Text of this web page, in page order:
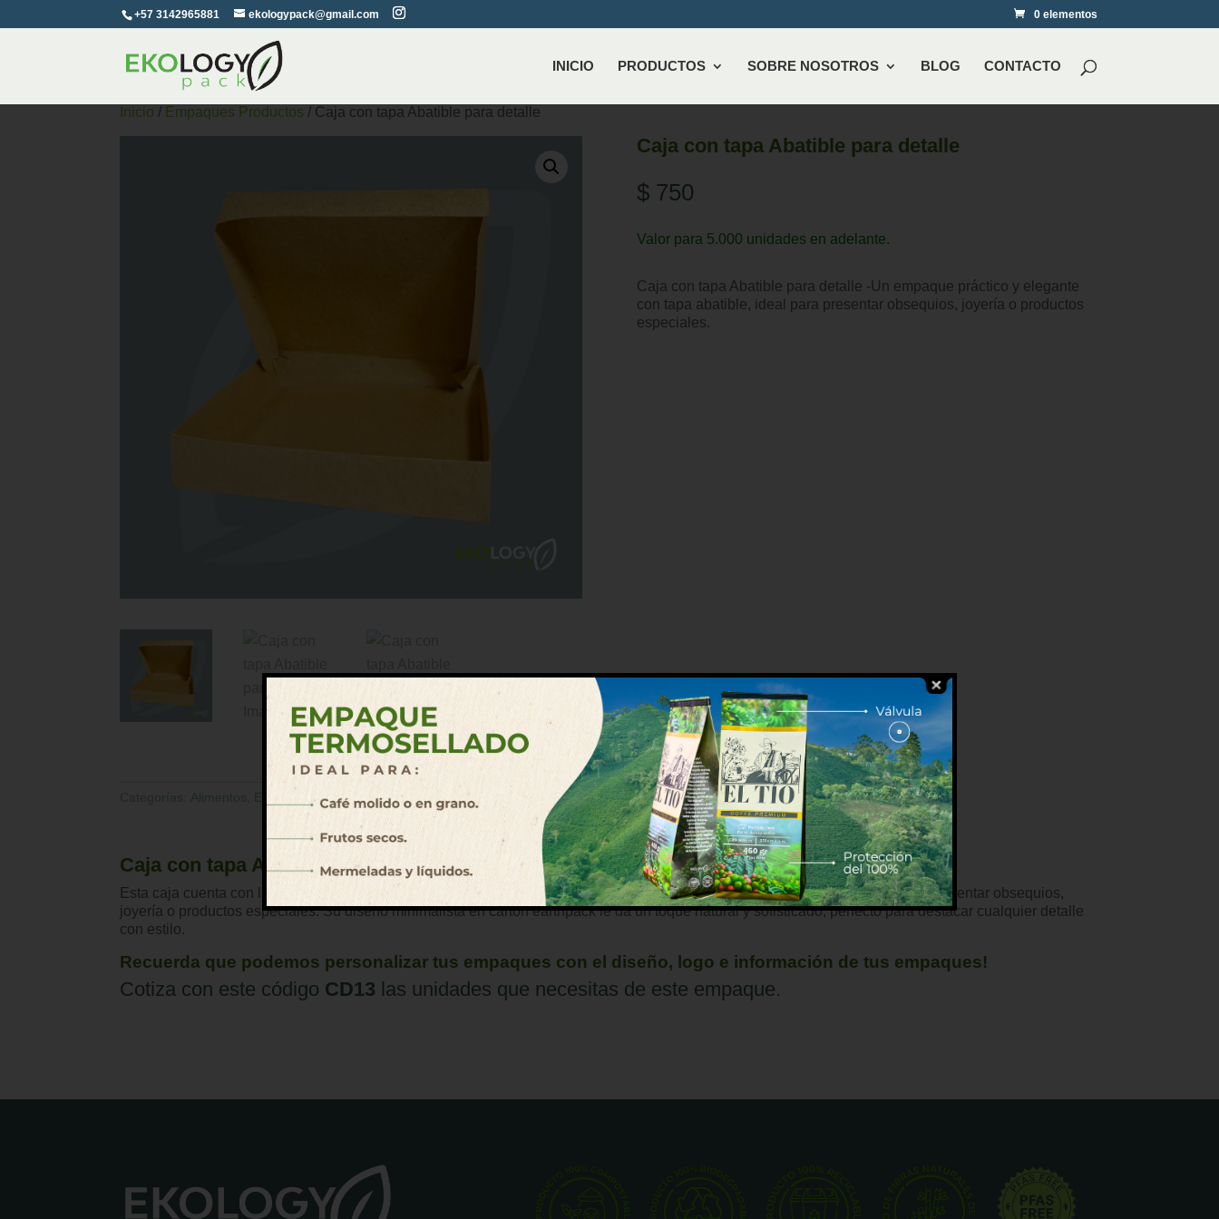
+57 3142965881 ekologypack@gmail.com 0 elementos
INICIO PRODUCTOS SOBRE NOSOTROS BLOG CONTACTO
Inicio / Empaques Productos / Caja con tapa Abatible para detalle
Empaques Productos Etiqueta: CD13
Caja con tapa Abatible para detalle
$750
Valor para 5.000 unidades en adelante.
Caja con tapa Abatible para detalle -Un empaque práctico y elegante
con tapa abatible, ideal para presentar obsequios, joyería o productos
especiales.
Caja con tapa Abatible para detalle
Esta caja cuenta con las siguientes medidas: 15cm*15cm*3cm
Un empaque práctico y elegante con tapa abatible, ideal para presentar obsequios,
joyería o productos especiales. Su diseño minimalista en cartón earthpack le da un toque natural y sofisticado, perfecto para destacar cualquier detalle
con estilo.
Recuerda que podemos personalizar tus empaques con el diseño, logo e información de tus empaques!
Cotiza con este código CD13 las unidades que necesitas de este empaque.